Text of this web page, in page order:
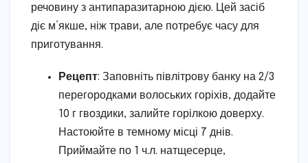
речовину з антипаразитарною дією. Цей засіб
діє м’якше, ніж трави, але потребує часу для
приготування.
Рецепт: Заповніть півлітрову банку на 2/3
перегородками волоських горіхів, додайте
10 г гвоздики, залийте горілкою доверху.
Настоюйте в темному місці 7 днів.
Приймайте по 1 ч.л. натщесерце,